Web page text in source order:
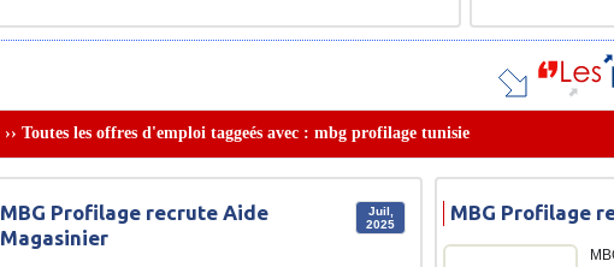
›› Toutes les offres d'emploi taggeés avec : mbg profilage tunisie
Juil,
2025
MBG Profilage recrute Aide
Magasinier
MBG Profilage